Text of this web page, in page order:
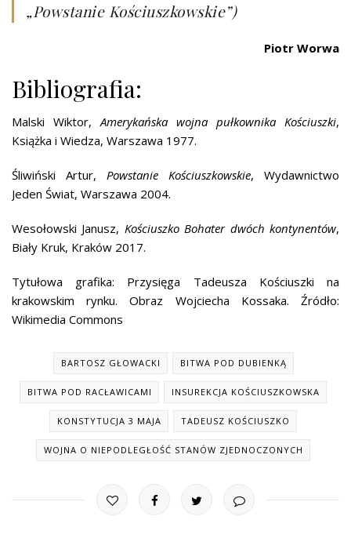
„Powstanie Kościuszkowskie”)
Piotr Worwa
Bibliografia:
Malski Wiktor, Amerykańska wojna pułkownika Kościuszki,
Książka i Wiedza, Warszawa 1977.
Śliwiński Artur, Powstanie Kościuszkowskie, Wydawnictwo
Jeden Świat, Warszawa 2004.
Wesołowski Janusz, Kościuszko Bohater dwóch kontynentów,
Biały Kruk, Kraków 2017.
Tytułowa grafika: Przysięga Tadeusza Kościuszki na
krakowskim rynku. Obraz Wojciecha Kossaka. Źródło:
Wikimedia Commons
BARTOSZ GŁOWACKI BITWA POD DUBIENKĄ
BITWA POD RACŁAWICAMI INSUREKCJA KOŚCIUSZKOWSKA
KONSTYTUCJA 3 MAJA TADEUSZ KOŚCIUSZKO
WOJNA O NIEPODLEGŁOŚĆ STANÓW ZJEDNOCZONYCH